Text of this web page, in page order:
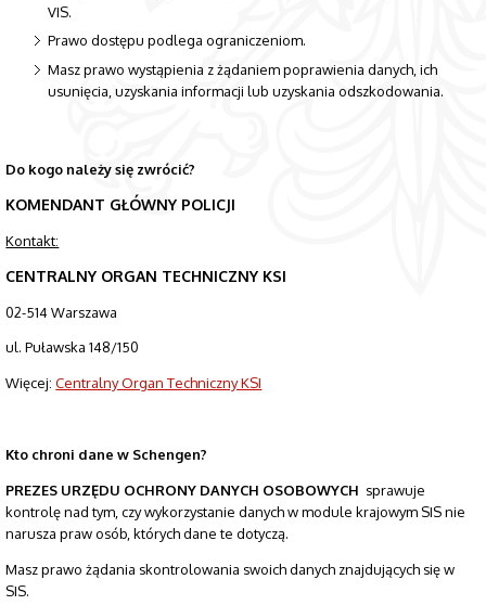
VIS.
Prawo dostępu podlega ograniczeniom.
Masz prawo wystąpienia z żądaniem poprawienia danych, ich
usunięcia, uzyskania informacji lub uzyskania odszkodowania.
Do kogo należy się zwrócić?
KOMENDANT GŁÓWNY POLICJI
Kontakt:
CENTRALNY ORGAN TECHNICZNY KSI
02-514 Warszawa
ul. Puławska 148/150
Więcej:Centralny Organ Techniczny KSI
Kto chroni dane w Schengen?
PREZES URZĘDU OCHRONY DANYCH OSOBOWYCH sprawuje
kontrolę nad tym, czy wykorzystanie danych w module krajowym SIS nie
narusza praw osób, których dane te dotyczą.
Masz prawo żądania skontrolowania swoich danych znajdujących się w
SIS.